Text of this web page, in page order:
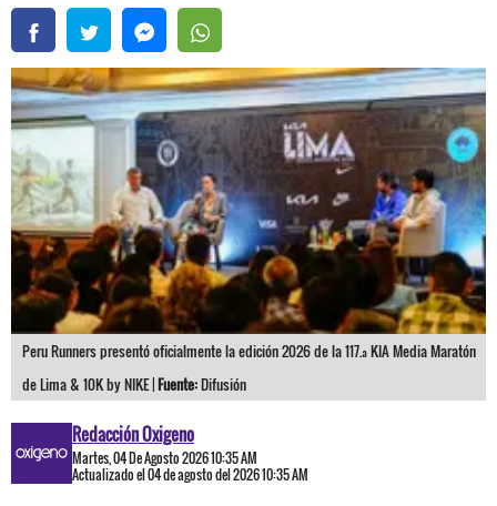
Peru Runners presentó oficialmente la edición 2026 de la 117.ª KIA Media Maratón
de Lima & 10K by NIKE |Fuente:Difusión
Redacción Oxigeno
Martes, 04 De Agosto 2026 10:35 AM
Actualizado el 04 de agosto del 2026 10:35 AM